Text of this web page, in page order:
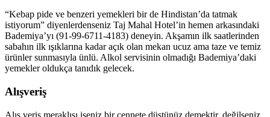
“Kebap pide ve benzeri yemekleri bir de Hindistan’da tatmak
istiyorum” diyenlerdenseniz Taj Mahal Hotel’in hemen arkasındaki
Bademiya’yı (91-99-6711-4183) deneyin. Akşamın ilk saatlerinden
sabahın ilk ışıklarına kadar açık olan mekan ucuz ama taze ve temiz
ürünler sunmasıyla ünlü. Alkol servisinin olmadığı Bademiya’daki
yemekler oldukça tanıdık gelecek.
Alışveriş
Alış veriş meraklısı iseniz bir cennete düştünüz demektir, değilseniz